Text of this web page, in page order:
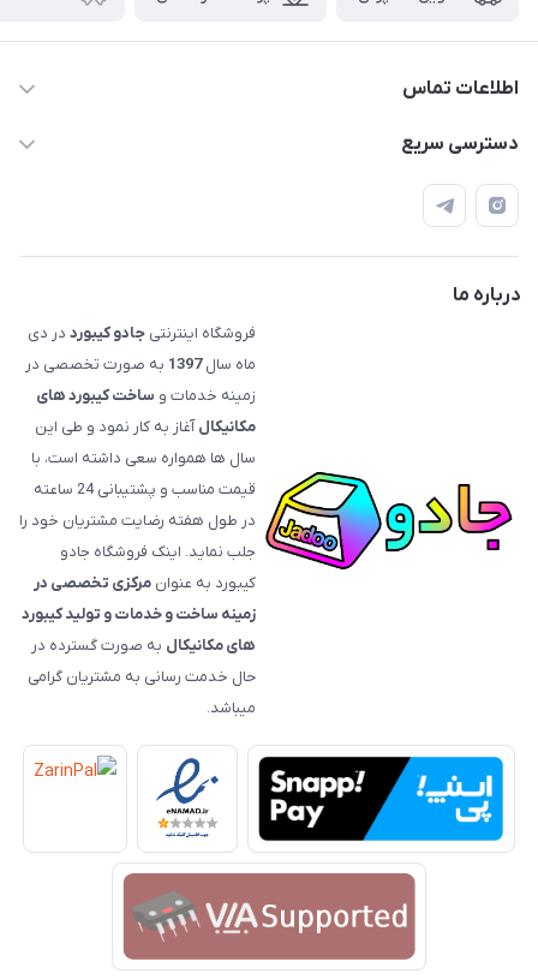
اطلاعات تماس
09120992668
info@jadookb.com
حضوری، با هماهنگی)
دسترسی سریع
حساب کاربری
اصطلاحات و مفاهیم مرتبط به کیبوردهای مکانیکال
درباره ما
فروشگاه اینترنتی جادو کیبورد در دی
ماه سال1397 به صورت تخصصی در
زمینه خدمات و ساخت کیبورد های
مکانیکالآغاز به کار نمود و طی این
سال ها همواره سعی داشته است، با
قیمت‌ مناسب و پشتیبانی 24 ساعته
در طول هفته رضایت مشتریان خود را
جلب نماید. اینک فروشگاه جادو
کیبورد به عنوان مرکزی تخصصی در
زمینه ساخت و خدمات و تولید کیبورد
های مکانیکال به صورت گسترده در
حال خدمت رسانی به مشتریان گرامی
میباشد.